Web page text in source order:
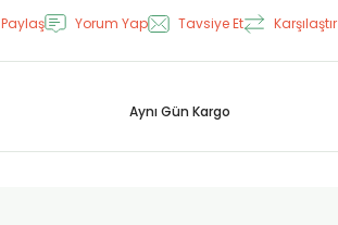
Yorum Yap Tavsiye Et Karşılaştır
Aynı Gün Kargo